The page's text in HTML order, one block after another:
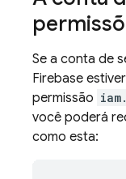
Se a conta de
Firebase
permissão
você poderá
como esta: